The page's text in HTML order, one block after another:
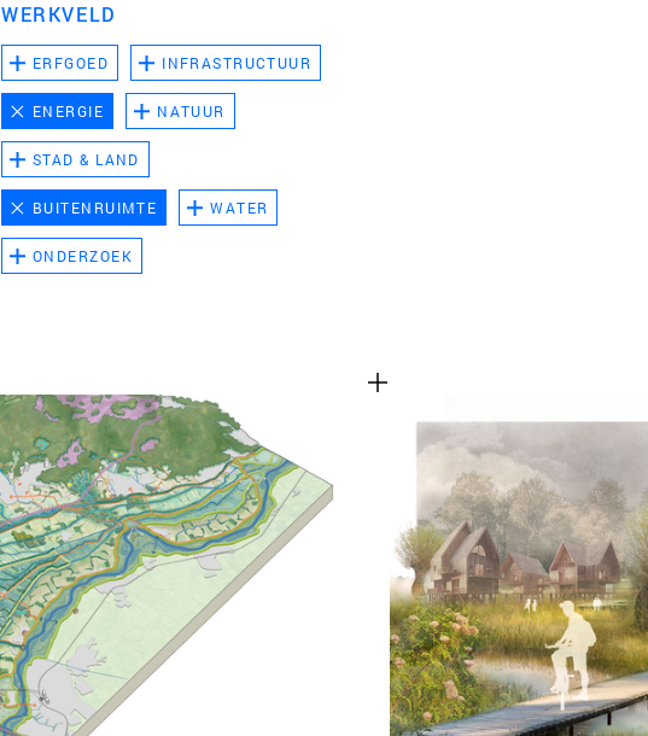
WERKVELD
ERFGOED INFRASTRUCTUUR
ENERGIE NATUUR
STAD & LAND
BUITENRUIMTE WATER
ONDERZOEK